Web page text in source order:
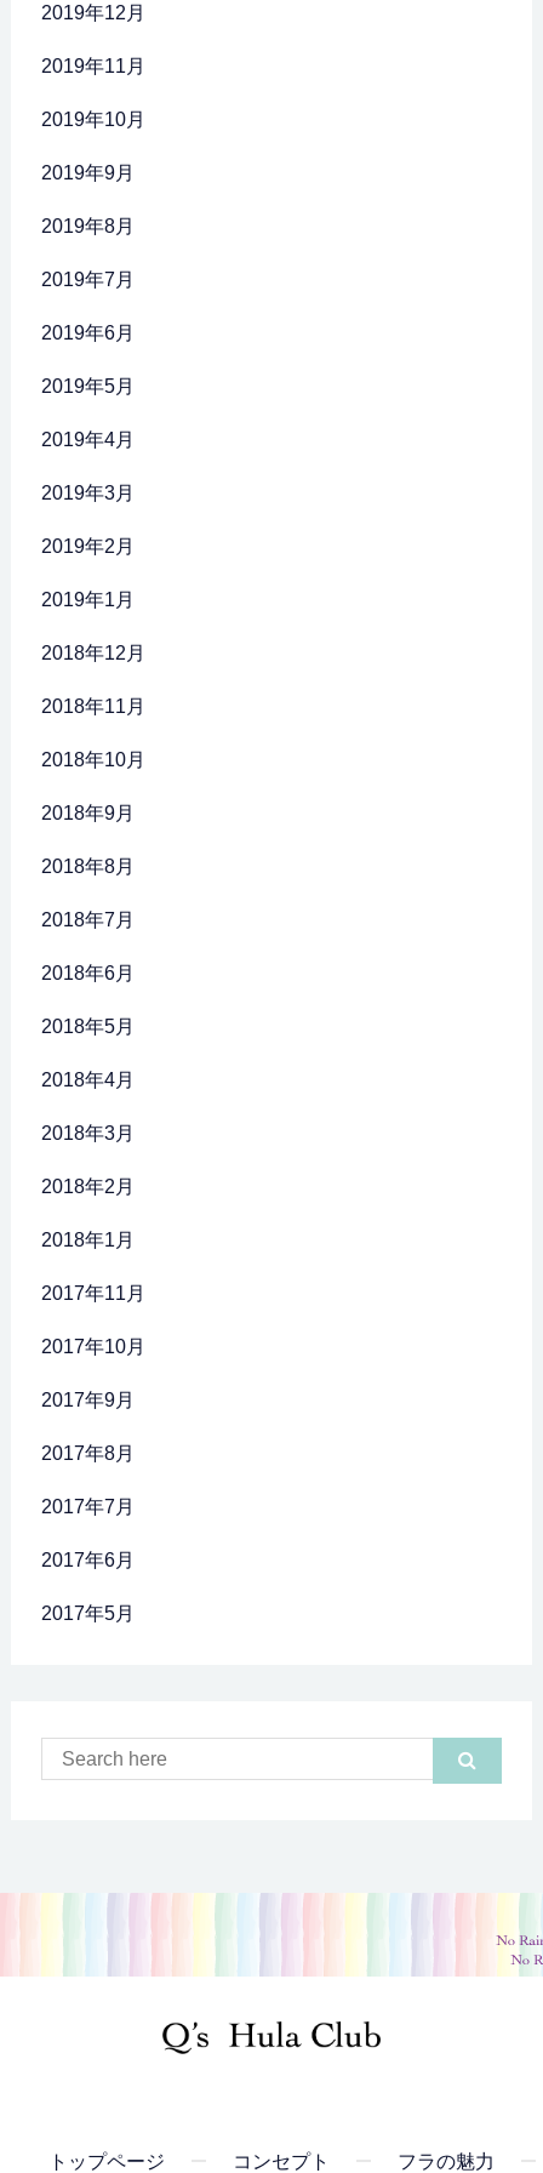
2019年12月
2019年11月
2019年10月
2019年9月
2019年8月
2019年7月
2019年6月
2019年5月
2019年4月
2019年3月
2019年2月
2019年1月
2018年12月
2018年11月
2018年10月
2018年9月
2018年8月
2018年7月
2018年6月
2018年5月
2018年4月
2018年3月
2018年2月
2018年1月
2017年11月
2017年10月
2017年9月
2017年8月
2017年7月
2017年6月
2017年5月
トップページ コンセプト フラの魅力